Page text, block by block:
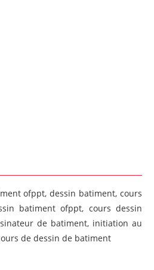
ofppt, dessin batiment, cours
batiment ofppt, cours dessin
de batiment, initiation au
de dessin de batiment